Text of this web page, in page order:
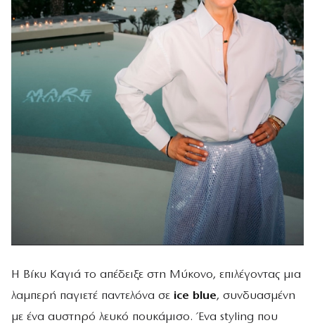
Η Βίκυ Καγιά το απέδειξε στη Μύκονο, επιλέγοντας μια
λαμπερή παγιετέ παντελόνα σε ice blue, συνδυασμένη
με ένα αυστηρό λευκό πουκάμισο. Ένα styling που